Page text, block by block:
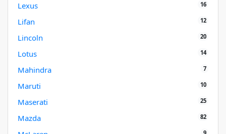
Lexus 16
Lifan 12
Lincoln 20
Lotus 14
Mahindra 7
Maruti 10
Maserati 25
Mazda 82